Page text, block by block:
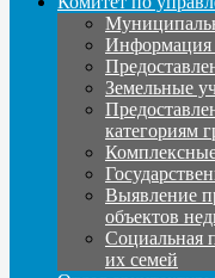
Информация
Земельные
категориям
Выявление
объектов
Социальная
их семей